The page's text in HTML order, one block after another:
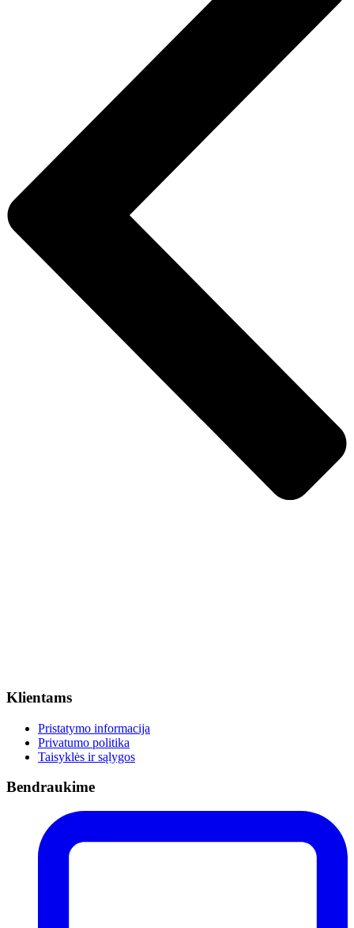
Klientams
Pristatymo informacija
Privatumo politika
Taisyklės ir sąlygos
Bendraukime